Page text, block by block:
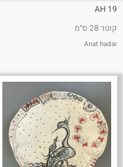
AH 19
קוטר 28 ס״מ
Anat hadar